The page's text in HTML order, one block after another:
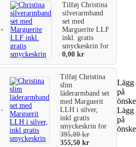
TilføjChristina
silverarmband
set med
Marguerite LLF
inkl. gratis
smyckeskrinfor
0,00kr
TilføjChristina
slim
läderarmband set
med Marguerit
LLH i silver,
inkl gratis
smyckeskrinfor
395,00kr
355,50kr
på
på